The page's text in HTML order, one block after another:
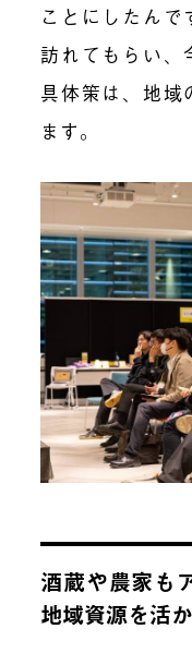
ことにしたんで
訪れてもらい、
具体策は、地域
ます。
酒蔵や農家も
地域資源を活